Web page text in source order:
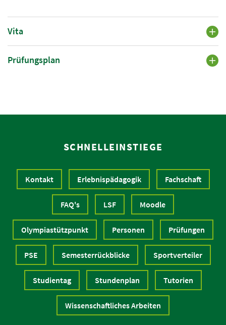
Vita
Prüfungsplan
SCHNELLEINSTIEGE
Kontakt Erlebnispädagogik Fachschaft
FAQ's LSF Moodle
Olympiastützpunkt Personen Prüfungen
PSE Semesterrückblicke Sportverteiler
Studientag Stundenplan Tutorien
Wissenschaftliches Arbeiten